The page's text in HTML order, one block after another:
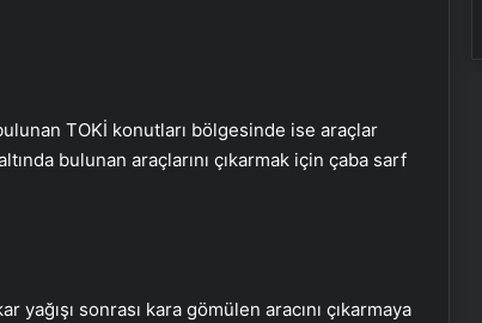
TOKİ konutları bölgesinde ise araçlar
bulunan araçlarını çıkarmak için çaba sarf
sonrası kara gömülen aracını çıkarmaya